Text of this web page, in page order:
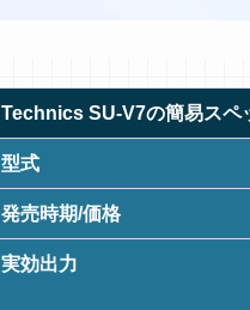
Technics SU-V7の簡易スペ
型式
発売時期/価格
実効出力